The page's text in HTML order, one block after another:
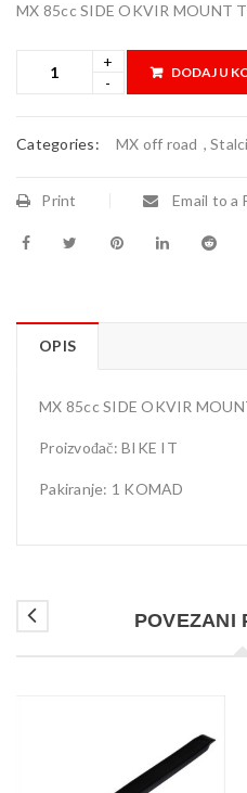
MX 85cc SIDE OKVIR MOUNT
DODAJ U
Categories: MX off road ,
Print Email to a
OPIS
MX 85cc SIDE OKVIR
Proizvođač: BIKE IT
Pakiranje: 1 KOMAD
POVEZANI